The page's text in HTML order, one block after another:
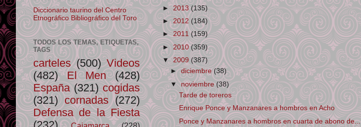
►2013(135)
► 2012 (184)
►2011(159)
► 2010(359)
▼ 2009 (387)
►diciembre(38)
▼noviembre (38)
Tarde de toreros
Enrique Ponce y Manzanares a hombros en Acho
Ponce y Manzanares a hombros en cuarta de abono de...
Diccionario taurino del Centro
Etnográfico Bibliográfico del Toro
TODOS LOS TEMAS, ETIQUETAS,
TAGS
carteles (500) Videos
(482)
El Men
(428)
España (321) cogidas
(321) cornadas (272)
Defensa de la Fiesta